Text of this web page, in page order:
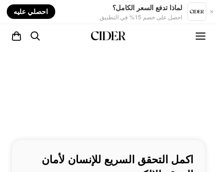
لماذا تدفع السعر الكامل؟
احصل على خصم 15% في التطبيق
احصلي عليه
اكمل التحقق السريع للإنسان لأمان